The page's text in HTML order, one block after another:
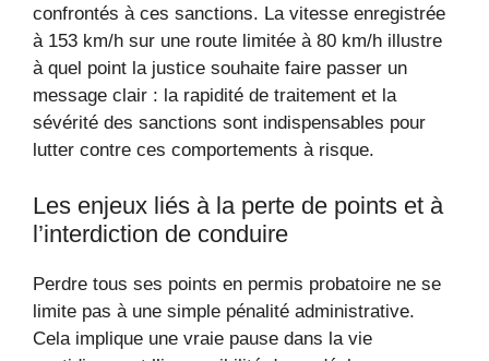
confrontés à ces sanctions. La vitesse enregistrée
à 153 km/h sur une route limitée à 80 km/h illustre
à quel point la justice souhaite faire passer un
message clair : la rapidité de traitement et la
sévérité des sanctions sont indispensables pour
lutter contre ces comportements à risque.
Les enjeux liés à la perte de points et à
l’interdiction de conduire
Perdre tous ses points en permis probatoire ne se
limite pas à une simple pénalité administrative.
Cela implique une vraie pause dans la vie